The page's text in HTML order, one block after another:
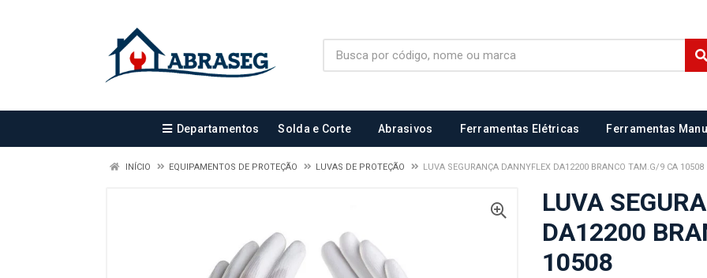
Departamentos Solda e Corte Abrasivos Ferramentas Elétricas Ferramentas
INÍCIO EQUIPAMENTOS DE PROTEÇÃO LUVAS DE PROTEÇÃO LUVA SEGURANÇA DANNYFLEX DA12200 BRANCO TAM.G/9 CA 10508
LUVA
DA12200
10508